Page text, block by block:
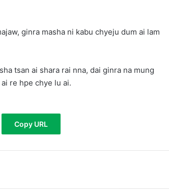
ginra masha ni kabu chyeju dum ai lam
tsan ai shara rai nna, dai ginra na mung
re hpe chye lu ai.
Copy URL